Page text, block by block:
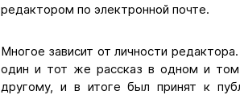
редактором по электронной почте.
Многое зависит от личности
один и тот же рассказ в одном и том
другому, и в итоге был принят к